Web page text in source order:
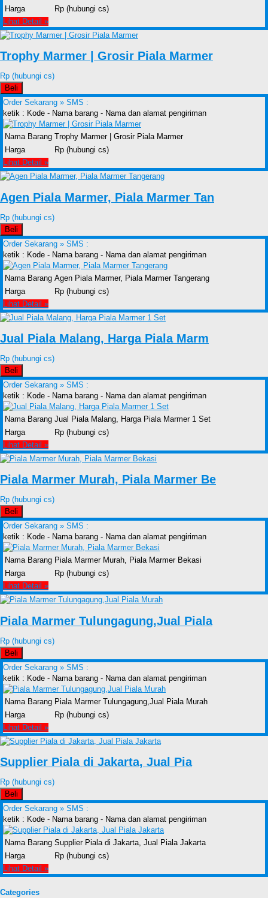
Harga
Rp (hubungi cs)
Lihat Detail »
Trophy Marmer | Grosir Piala Marmer
Rp (hubungi cs)
Beli
Order Sekarang » SMS :
ketik : Kode - Nama barang - Nama dan alamat pengiriman
Nama Barang Trophy Marmer | Grosir Piala Marmer
Harga
Rp (hubungi cs)
Lihat Detail »
Agen Piala Marmer, Piala Marmer Tan
Rp (hubungi cs)
Beli
Order Sekarang » SMS :
ketik : Kode - Nama barang - Nama dan alamat pengiriman
Nama Barang Agen Piala Marmer, Piala Marmer Tangerang
Harga
Rp (hubungi cs)
Lihat Detail »
Jual Piala Malang, Harga Piala Marm
Rp (hubungi cs)
Beli
Order Sekarang » SMS :
ketik : Kode - Nama barang - Nama dan alamat pengiriman
Nama Barang Jual Piala Malang, Harga Piala Marmer 1 Set
Harga
Rp (hubungi cs)
Lihat Detail »
Piala Marmer Murah, Piala Marmer Be
Rp (hubungi cs)
Beli
Order Sekarang » SMS :
ketik : Kode - Nama barang - Nama dan alamat pengiriman
Nama Barang Piala Marmer Murah, Piala Marmer Bekasi
Harga
Rp (hubungi cs)
Lihat Detail »
Piala Marmer Tulungagung,Jual Piala
Rp (hubungi cs)
Beli
Order Sekarang » SMS :
ketik : Kode - Nama barang - Nama dan alamat pengiriman
Nama Barang Piala Marmer Tulungagung,Jual Piala Murah
Harga
Rp (hubungi cs)
Lihat Detail »
Supplier Piala di Jakarta, Jual Pia
Rp (hubungi cs)
Beli
Order Sekarang » SMS :
ketik : Kode - Nama barang - Nama dan alamat pengiriman
Nama Barang Supplier Piala di Jakarta, Jual Piala Jakarta
Harga
Rp (hubungi cs)
Lihat Detail »
Categories